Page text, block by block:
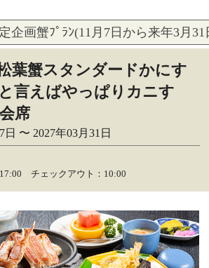
企画蟹ﾌﾟﾗﾝ(11月7日から来年3月
葉蟹スタンダードかにす
言えばやっぱりカニす
席
〜 2027年03月31日
チェックアウト：10:00